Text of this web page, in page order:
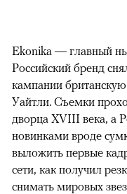
Ekonika — главный
Российский бренд
кампании
Уайтли. Cъемки
дворца XVIII века, а
новинками вроде
выложить первые
сети, как получил
снимать мировых